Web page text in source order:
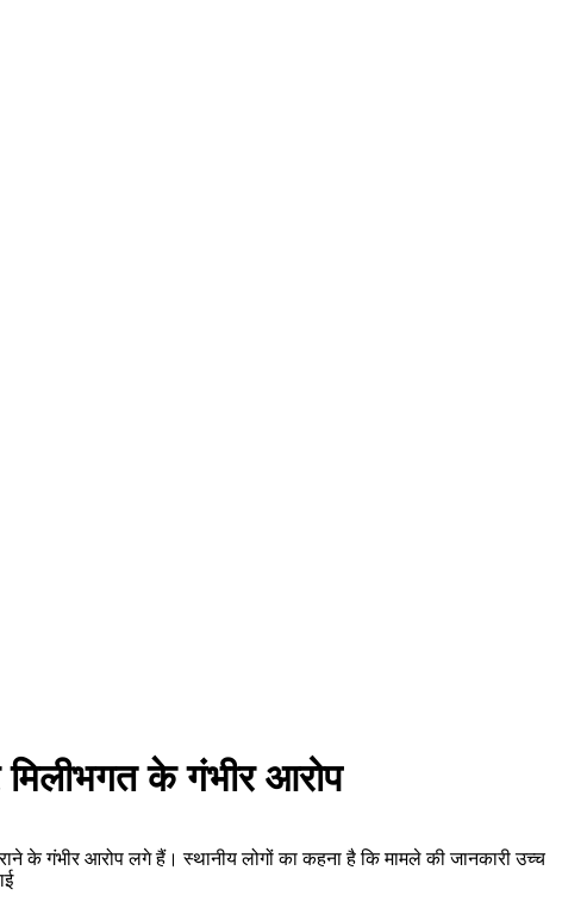
मिलीभगत के गंभीर आरोप
के गंभीर आरोप लगे हैं। स्थानीय लोगों का कहना है कि मामले की जानकारी उच्च